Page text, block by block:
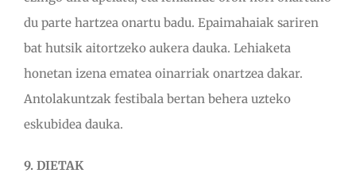
du parte hartzea onartu badu. Epaimahaiak sariren
bat hutsik aitortzeko aukera dauka. Lehiaketa
honetan izena ematea oinarriak onartzea dakar.
Antolakuntzak festibala bertan behera uzteko
eskubidea dauka.
9. DIETAK